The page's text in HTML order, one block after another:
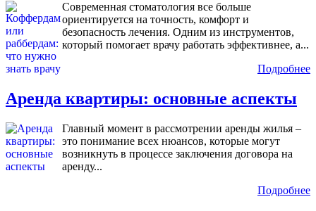
Современная стоматология все больше
ориентируется на точность, комфорт и
безопасность лечения. Одним из инструментов,
который помогает врачу работать эффективнее, а...
Подробнее
Аренда квартиры: основные аспекты
Главный момент в рассмотрении аренды жилья –
это понимание всех нюансов, которые могут
возникнуть в процессе заключения договора на
аренду...
Подробнее